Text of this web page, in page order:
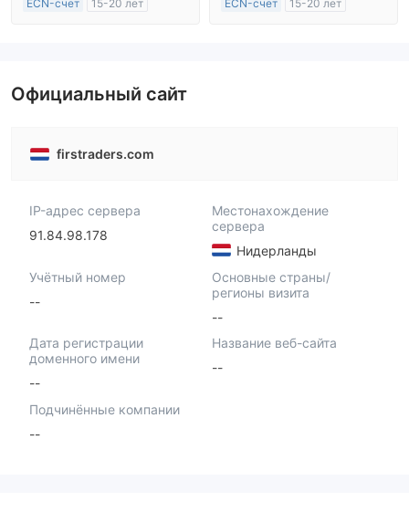
ECN-счет
15-20 лет
ECN-счет
15-20 лет
Официальный сайт
firstraders.com
IP-адрес сервера
91.84.98.178
Местонахождение
сервера
Нидерланды
Учётный номер
--
Основные страны/
регионы визита
--
Дата регистрации
доменного имени
--
Название веб-сайта
--
Подчинённые компании
--